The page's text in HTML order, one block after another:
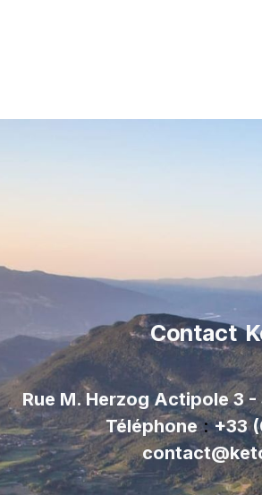
Contact
Rue M. Herzog Actipole 3
Téléphone:+33